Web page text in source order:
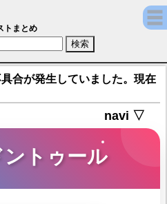
ール（声優：加藤和樹)【
トまとめ
合が発生していました。現在
navi ▽
トゥール